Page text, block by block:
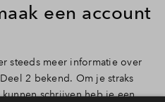
een account
steeds meer informatie over
2 bekend. Om je straks
schrijven heb je een